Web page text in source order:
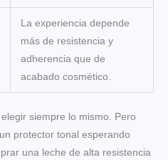
La experiencia depende
más de resistencia y
adherencia que de
acabado cosmético.
siempre lo mismo. Pero
protector tonal esperando
una leche de alta resistencia